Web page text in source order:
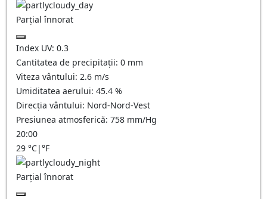
Parțial înnorat
Index UV: 0.3
Cantitatea de precipitații: 0 mm
Viteza vântului: 2.6 m/s
Umiditatea aerului: 45.4 %
Direcția vântului: Nord-Nord-Vest
Presiunea atmosferică: 758 mm/Hg
20:00
29 °C|°F
Parțial înnorat